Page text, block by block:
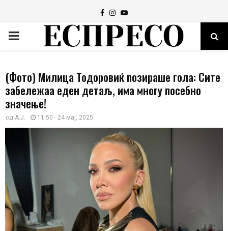
Facebook
Instagram
Youtube
PRIMARY
(Фото) Милица Тодоровиќ позираше гола: Сите
забележаа еден детаљ, има многу посебно
значење!
од А.Ј. 11:50 - 24 мај, 2025